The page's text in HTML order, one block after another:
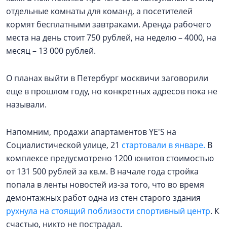
отдельные комнаты для команд, а посетителей
кормят бесплатными завтраками. Аренда рабочего
места на день стоит 750 рублей, на неделю – 4000, на
месяц – 13 000 рублей.
О планах выйти в Петербург москвичи заговорили
еще в прошлом году, но конкретных адресов пока не
называли.
Напомним, продажи апартаментов YE'S на
Социалистической улице, 21 стартовали в январе. В
комплексе предусмотрено 1200 юнитов стоимостью
от 131 500 рублей за кв.м. В начале года стройка
попала в ленты новостей из-за того, что во время
демонтажных работ одна из стен старого здания
рухнула на стоящий поблизости спортивный центр. К
счастью, никто не пострадал.